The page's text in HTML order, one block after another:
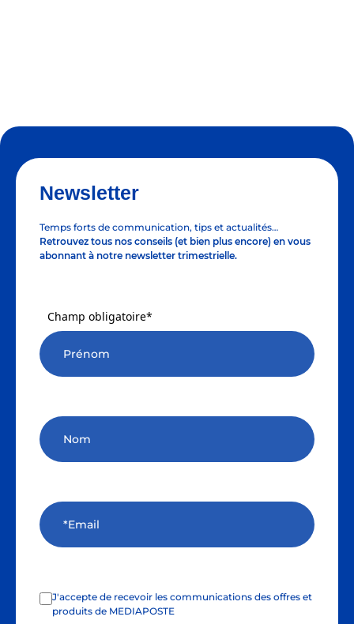
Newsletter
Temps forts de communication, tips et actualités…
Retrouvez tous nos conseils (et bien plus encore) en vous
abonnant à notre newsletter trimestrielle.
Champ obligatoire*
J'accepte de recevoir les communications des offres et
produits de MEDIAPOSTE